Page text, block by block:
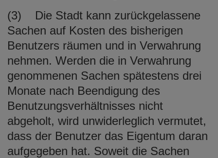
(3) Die Stadt kann zurückgelassene
Sachen auf Kosten des bisherigen
Benutzers räumen und in Verwahrung
nehmen. Werden die in Verwahrung
genommenen Sachen spätestens drei
Monate nach Beendigung des
Benutzungsverhältnisses nicht
abgeholt, wird unwiderleglich vermutet,
dass der Benutzer das Eigentum daran
aufgegeben hat. Soweit die Sachen